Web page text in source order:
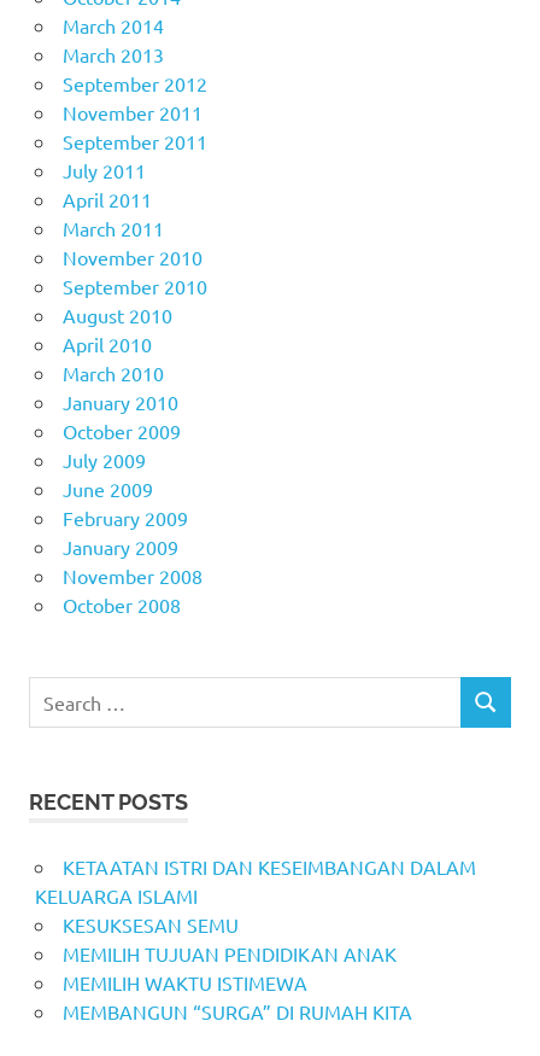
March 2014
March 2013
September 2012
November 2011
September 2011
July 2011
April 2011
March 2011
November 2010
September 2010
August 2010
April 2010
March 2010
January 2010
October 2009
July 2009
June 2009
February 2009
January 2009
November 2008
October 2008
for:
SEARCH
RECENT POSTS
KETAATAN ISTRI DAN KESEIMBANGAN DALAM
KELUARGA ISLAMI
KESUKSESAN SEMU
MEMILIH TUJUAN PENDIDIKAN ANAK
MEMILIH WAKTU ISTIMEWA
MEMBANGUN “SURGA” DI RUMAH KITA